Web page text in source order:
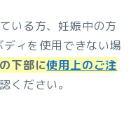
いる方、妊娠中の方
ィを使用できない場
下部に使用上のご注
ください。